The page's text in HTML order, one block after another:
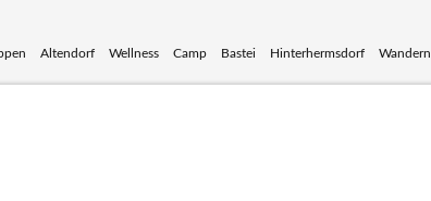
Altendorf Wellness Camp Bastei Hinterhermsdorf Wandern